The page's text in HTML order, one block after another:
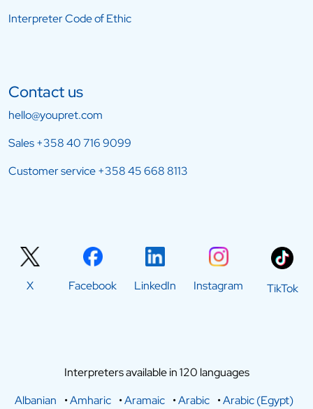
Interpreter Code of Ethic
Contact us
hello@youpret.com
Sales+358 40 716 9099
Customer service+358 45 668 8113
X Facebook LinkedIn Instagram TikTok
Interpreters available in 120 languages
Albanian
•Amharic •Aramaic •Arabic •Arabic (Egypt)